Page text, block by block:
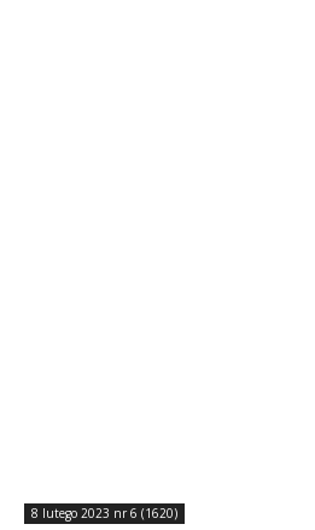
8 lutego 2023 nr 6 (1620)